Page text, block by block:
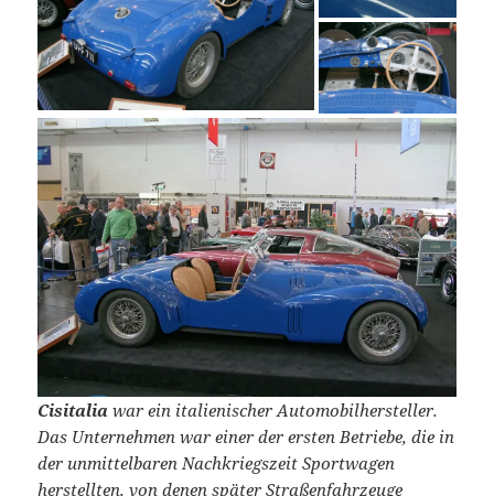
Cisitalia war ein italienischer Automobilhersteller.
Das Unternehmen war einer der ersten Betriebe, die in
der unmittelbaren Nachkriegszeit Sportwagen
herstellten, von denen später Straßenfahrzeuge